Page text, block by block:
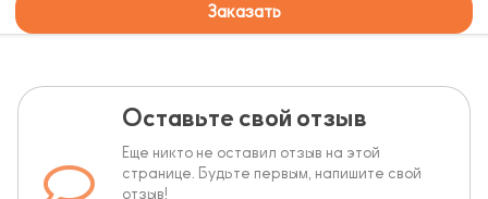
Заказать
Оставьте свой отзыв
Еще никто не оставил отзыв на этой
странице. Будьте первым, напишите свой
отзыв!